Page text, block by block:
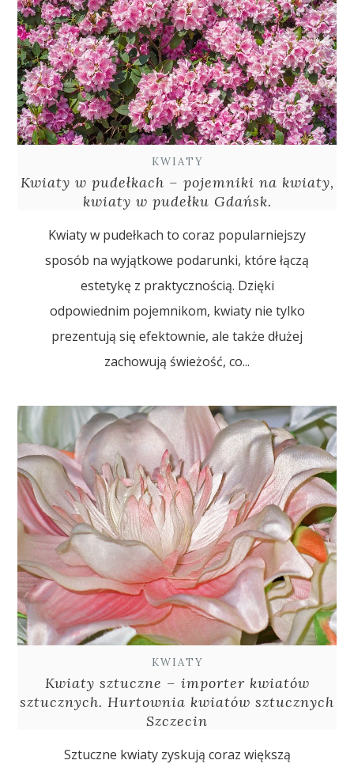
KWIATY
Kwiaty w pudełkach – pojemniki na kwiaty,
kwiaty w pudełku Gdańsk.
Kwiaty w pudełkach to coraz popularniejszy
sposób na wyjątkowe podarunki, które łączą
estetykę z praktycznością. Dzięki
odpowiednim pojemnikom, kwiaty nie tylko
prezentują się efektownie, ale także dłużej
zachowują świeżość, co...
KWIATY
Kwiaty sztuczne – importer kwiatów
sztucznych. Hurtownia kwiatów sztucznych
Szczecin
Sztuczne kwiaty zyskują coraz większą